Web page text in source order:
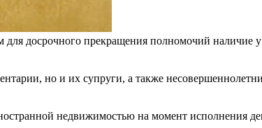
досрочного прекращения полномочий наличие
но и их супруги, а также
недвижимостью на момент исполнения